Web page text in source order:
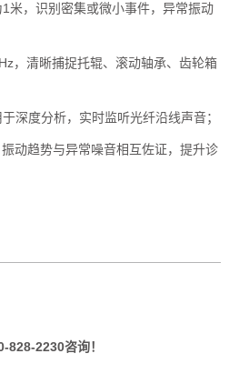
1米，识别密集或微小事件，异常振动
，清晰捕捉托辊、滚动轴承、齿轮箱
深度分析，实时监听光纤沿线声音；
动趋势与异常噪音相互佐证，提升诊
828-2230咨询！